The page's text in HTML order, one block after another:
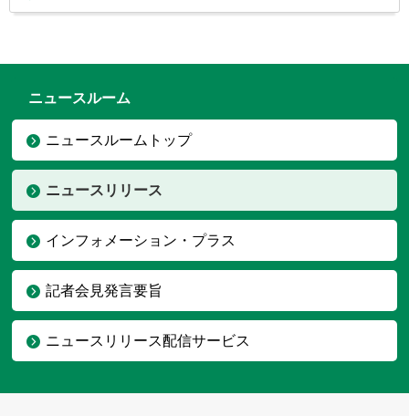
ニュースルーム
ニュースルームトップ
ニュースリリース
インフォメーション・プラス
記者会見発言要旨
ニュースリリース配信サービス